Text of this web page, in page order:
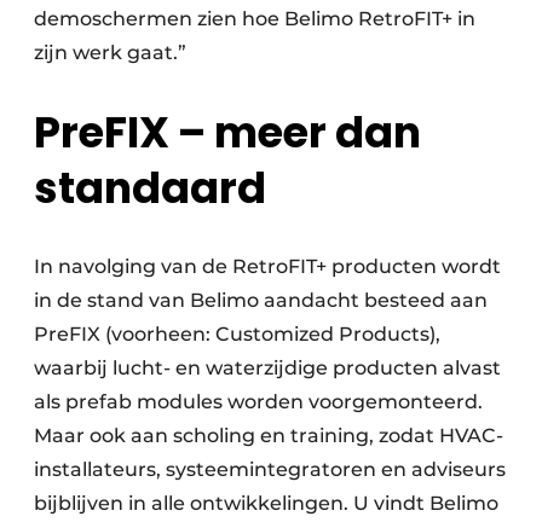
demoschermen zien hoe Belimo RetroFIT+ in
zijn werk gaat.”
PreFIX – meer dan
standaard
In navolging van de RetroFIT+ producten wordt
in de stand van Belimo aandacht besteed aan
PreFIX (voorheen: Customized Products),
waarbij lucht- en waterzijdige producten alvast
als prefab modules worden voorgemonteerd.
Maar ook aan scholing en training, zodat HVAC-
installateurs, systeemintegratoren en adviseurs
bijblijven in alle ontwikkelingen. U vindt Belimo